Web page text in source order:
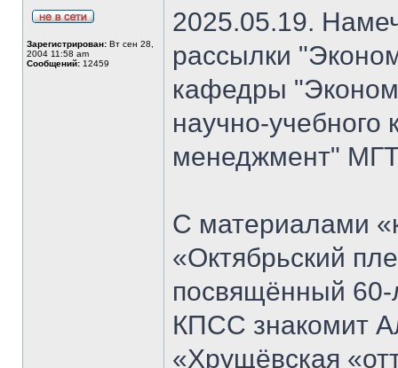
Зарегистрирован: Вт сен 28,
2004 11:58 am
Сообщений: 12459
2025.05.19.
рассылки
кафедры
научно-
менеджмент"
С материалами
«Октябрьский
посвящённый 60-
КПСС знакомит
«Хрущёвская